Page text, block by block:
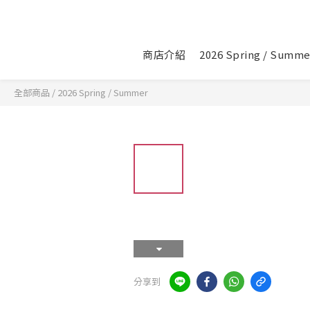
商店介紹 2026 Spring /
全部商品 / 2026 Spring / Summer
分享到